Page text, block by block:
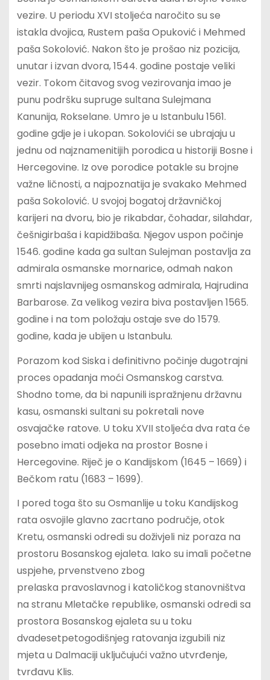
vezire. U periodu XVI stoljeća naročito su se
istakla dvojica, Rustem paša Opuković i Mehmed
paša Sokolović. Nakon što je prošao niz pozicija,
unutar i izvan dvora, 1544. godine postaje veliki
vezir. Tokom čitavog svog vezirovanja imao je
punu podršku supruge sultana Sulejmana
Kanunija, Rokselane. Umro je u Istanbulu 1561.
godine gdje je i ukopan. Sokolovići se ubrajaju u
jednu od najznamenitijih porodica u historiji Bosne i
Hercegovine. Iz ove porodice potakle su brojne
važne ličnosti, a najpoznatija je svakako Mehmed
paša Sokolović. U svojoj bogatoj državničkoj
karijeri na dvoru, bio je rikabdar, čohadar, silahdar,
češnigirbaša i kapidžibaša. Njegov uspon počinje
1546. godine kada ga sultan Sulejman postavlja za
admirala osmanske mornarice, odmah nakon
smrti najslavnijeg osmanskog admirala, Hajrudina
Barbarose. Za velikog vezira biva postavljen 1565.
godine i na tom položaju ostaje sve do 1579.
godine, kada je ubijen u Istanbulu.
Porazom kod Siska i definitivno počinje dugotrajni
proces opadanja moći Osmanskog carstva.
Shodno tome, da bi napunili ispražnjenu državnu
kasu, osmanski sultani su pokretali nove
osvajačke ratove. U toku XVII stoljeća dva rata će
posebno imati odjeka na prostor Bosne i
Hercegovine. Riječ je o Kandijskom (1645 – 1669) i
Bečkom ratu (1683 – 1699).
I pored toga što su Osmanlije u toku Kandijskog
rata osvojile glavno zacrtano područje, otok
Kretu, osmanski odredi su doživjeli niz poraza na
prostoru Bosanskog ejaleta. Iako su imali početne
uspjehe, prvenstveno zbog
prelaska pravoslavnog i katoličkog stanovništva
na stranu Mletačke republike, osmanski odredi sa
prostora Bosanskog ejaleta su u toku
dvadesetpetogodišnjeg ratovanja izgubili niz
mjeta u Dalmaciji uključujući važno utvrđenje,
tvrđavu Klis.